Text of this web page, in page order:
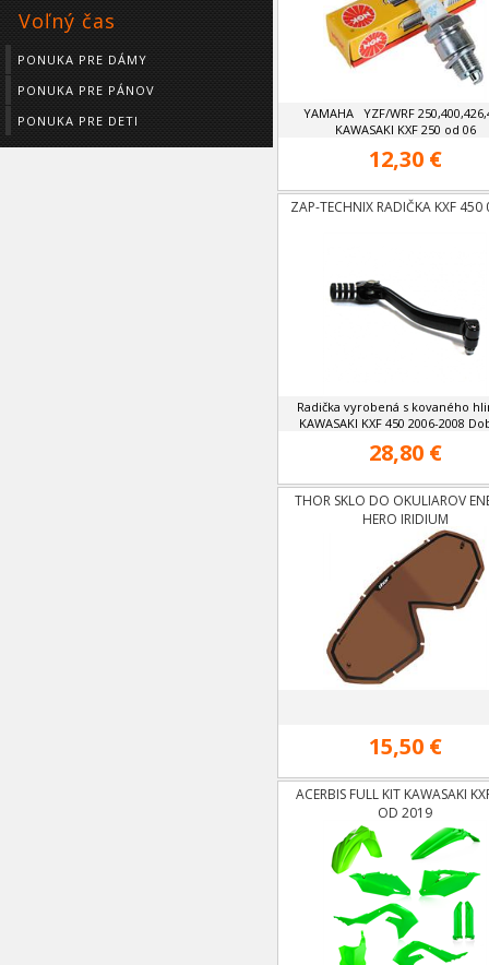
Voľný čas
PONUKA PRE DÁMY
PONUKA PRE PÁNOV
PONUKA PRE DETI
YAMAHA YZF/WRF
KAWASAKI KXF 250 od 06
12,30 €
ZAP-TECHNIX RADIČKA KXF 450
Radička vyrobená s kovaného
KAWASAKI KXF 450 2006-2008
28,80 €
THOR SKLO DO OKULIAROV
HERO IRIDIUM
15,50 €
ACERBIS FULL KIT KAWASAKI
OD 2019